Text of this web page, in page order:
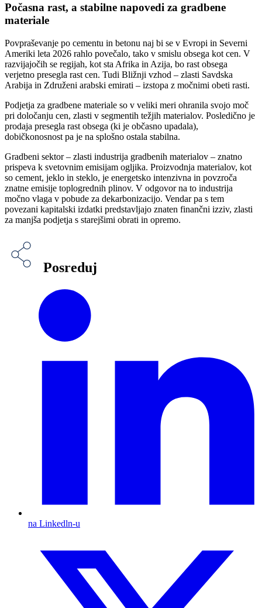
Počasna rast, a stabilne napovedi za gradbene
materiale
Povpraševanje po cementu in betonu naj bi se v Evropi in Severni
Ameriki leta 2026 rahlo povečalo, tako v smislu obsega kot cen. V
razvijajočih se regijah, kot sta Afrika in Azija, bo rast obsega
verjetno presegla rast cen. Tudi Bližnji vzhod – zlasti Savdska
Arabija in Združeni arabski emirati – izstopa z močnimi obeti rasti.
Podjetja za gradbene materiale so v veliki meri ohranila svojo moč
pri določanju cen, zlasti v segmentih težjih materialov. Posledično je
prodaja presegla rast obsega (ki je občasno upadala),
dobičkonosnost pa je na splošno ostala stabilna.
Gradbeni sektor – zlasti industrija gradbenih materialov – znatno
prispeva k svetovnim emisijam ogljika. Proizvodnja materialov, kot
so cement, jeklo in steklo, je energetsko intenzivna in povzroča
znatne emisije toplogrednih plinov. V odgovor na to industrija
močno vlaga v pobude za dekarbonizacijo. Vendar pa s tem
povezani kapitalski izdatki predstavljajo znaten finančni izziv, zlasti
za manjša podjetja s starejšimi obrati in opremo.
Posreduj
na Linkedln-u